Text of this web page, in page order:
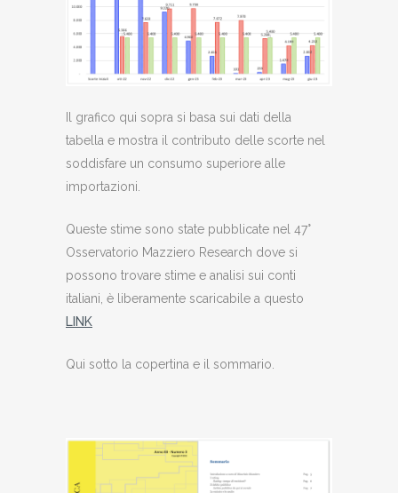
Il grafico qui sopra si basa sui dati della
tabella e mostra il contributo delle scorte nel
soddisfare un consumo superiore alle
importazioni.
Queste stime sono state pubblicate nel 47°
Osservatorio Mazziero Research dove si
possono trovare stime e analisi sui conti
italiani, è liberamente scaricabile a questo
LINK
Qui sotto la copertina e il sommario.